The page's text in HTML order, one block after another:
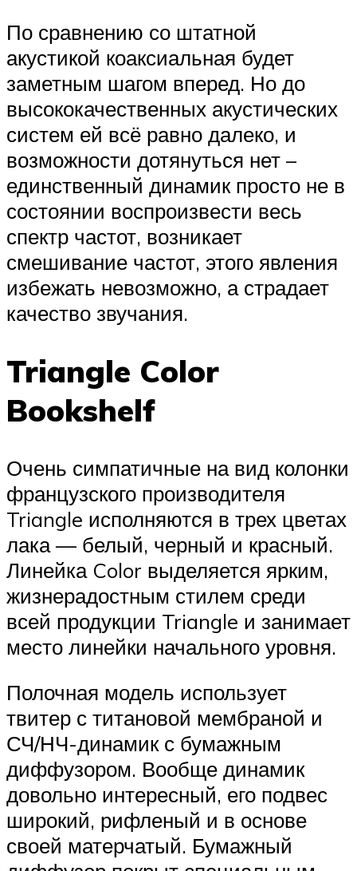
По сравнению со штатной
акустикой коаксиальная будет
заметным шагом вперед. Но до
высококачественных акустических
систем ей всё равно далеко, и
возможности дотянуться нет –
единственный динамик просто не в
состоянии воспроизвести весь
спектр частот, возникает
смешивание частот, этого явления
избежать невозможно, а страдает
качество звучания.
Triangle Color
Bookshelf
Очень симпатичные на вид колонки
французского производителя
Triangle исполняются в трех цветах
лака — белый, черный и красный.
Линейка Color выделяется ярким,
жизнерадостным стилем среди
всей продукции Triangle и занимает
место линейки начального уровня.
Полочная модель использует
твитер с титановой мембраной и
СЧ/НЧ-динамик с бумажным
диффузором. Вообще динамик
довольно интересный, его подвес
широкий, рифленый и в основе
своей матерчатый. Бумажный